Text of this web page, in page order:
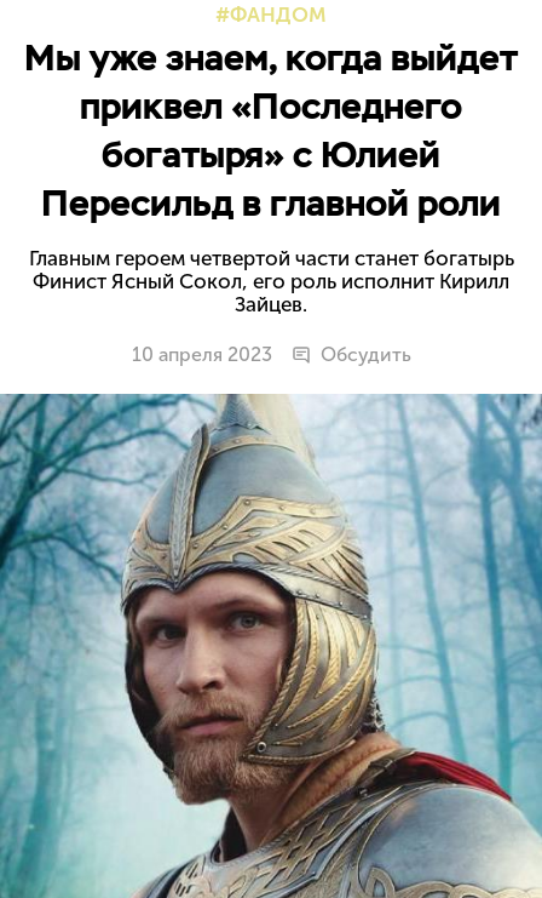
ФАНДОМ
Мы уже знаем, когда выйдет
приквел «Последнего
богатыря» с Юлией
Пересильд в главной роли
Главным героем четвертой части станет богатырь
Финист Ясный Сокол, его роль исполнит Кирилл
Зайцев.
10 апреля 2023 Обсудить